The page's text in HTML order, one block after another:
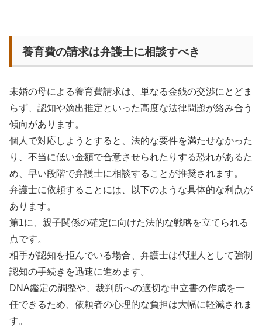
養育費の請求は弁護士に相談すべき
未婚の母による養育費請求は、単なる金銭の交渉にとどま
らず、認知や嫡出推定といった高度な法律問題が絡み合う
傾向があります。
個人で対応しようとすると、法的な要件を満たせなかった
り、不当に低い金額で合意させられたりする恐れがあるた
め、早い段階で弁護士に相談することが推奨されます。
弁護士に依頼することには、以下のような具体的な利点が
あります。
第1に、親子関係の確定に向けた法的な戦略を立てられる
点です。
相手が認知を拒んでいる場合、弁護士は代理人として強制
認知の手続きを迅速に進めます。
DNA鑑定の調整や、裁判所への適切な申立書の作成を一
任できるため、依頼者の心理的な負担は大幅に軽減されま
す。